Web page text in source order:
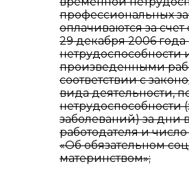
профессиональных
оплачиваются за
29 декабря 2006
нетрудоспособности
произведенными
соответствии с
вида деятельности,
нетрудоспособности
заболеваний) за дни
работодателя и
«Об обязательном
материнством»;